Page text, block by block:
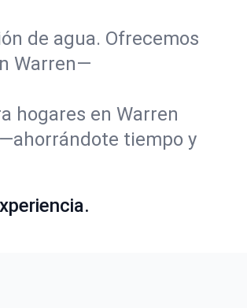
de agua. Ofrecemos
Warren—
hogares en Warren
tiempo y